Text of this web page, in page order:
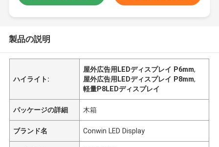
製品の説明
ハイライト:
屋外広告用LEDディスプレイ P6mm,
屋外広告用LEDディスプレイ P8mm,
軽量P8LEDディスプレイ
パッケージの詳細 木箱
ブランド名 Conwin LED Display